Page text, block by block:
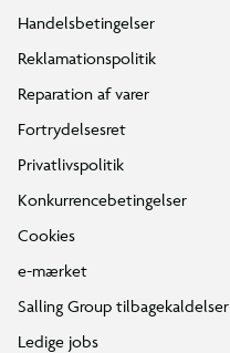
Handelsbetingelser
Reklamationspolitik
Reparation af varer
Fortrydelsesret
Privatlivspolitik
Konkurrencebetingelser
Cookies
e-mærket
Salling Group tilbagekaldelser
Ledige jobs